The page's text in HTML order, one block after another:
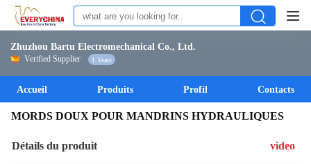
Zhuzhou Bartu Electromechanical Co., Ltd.
Verified Supplier 1 Years
Accueil Produits Profil Contacts
MORDS DOUX POUR MANDRINS HYDRAULIQUES
Détails du produit video